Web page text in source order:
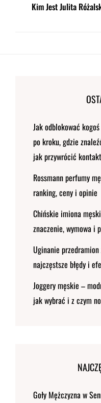
Kim Jest Julita
Jak odblokować
po kroku, gdzie
jak przywrócić kontakt
Rossmann perfumy
ranking, ceny i opinie
Chińskie imiona
znaczenie, wymowa i
Uginanie
najczęstsze błędy i
Joggery męskie –
jak wybrać i z czym
Goły Mężczyzna w